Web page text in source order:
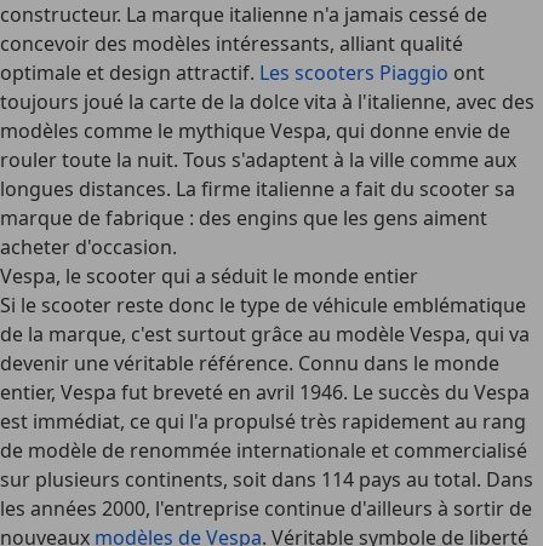
constructeur. La marque italienne n'a jamais cessé de
concevoir des modèles intéressants, alliant qualité
optimale et design attractif. Les scooters Piaggio ont
toujours joué la carte de la dolce vita à l'italienne, avec des
modèles comme le mythique Vespa, qui donne envie de
rouler toute la nuit. Tous s'adaptent à la ville comme aux
longues distances. La firme italienne a fait du scooter sa
marque de fabrique : des engins que les gens aiment
acheter d'occasion.
Vespa, le scooter qui a séduit le monde entier
Si le scooter reste donc le type de véhicule emblématique
de la marque, c'est surtout grâce au modèle Vespa, qui va
devenir une véritable référence. Connu dans le monde
entier, Vespa fut breveté en avril 1946. Le succès du Vespa
est immédiat, ce qui l'a propulsé très rapidement au rang
de modèle de renommée internationale et commercialisé
sur plusieurs continents, soit dans 114 pays au total. Dans
les années 2000, l'entreprise continue d'ailleurs à sortir de
nouveaux modèles de Vespa. Véritable symbole de liberté